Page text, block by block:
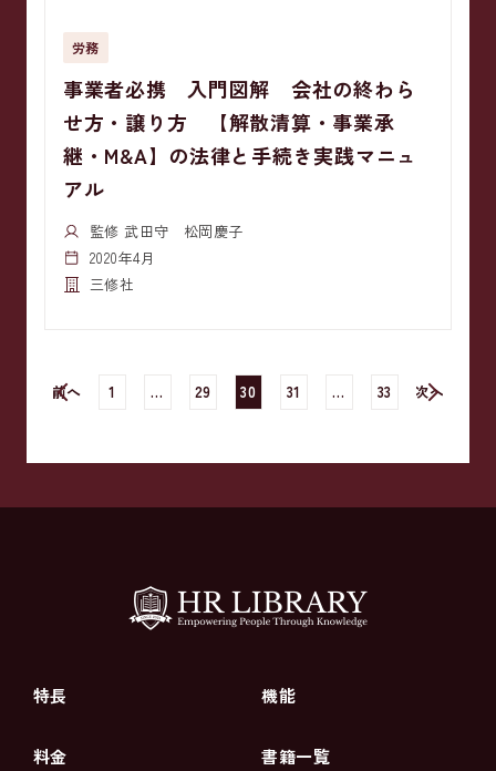
労務
事業者必携 入門図解 会社の終わら
せ方・譲り方 【解散清算・事業承
継・M&A】の法律と手続き実践マニュ
アル
監修 武田守 松岡慶子
2020年4月
三修社
前へ 1 … 29 30 31 … 33 次へ
特長 機能
料金 書籍一覧